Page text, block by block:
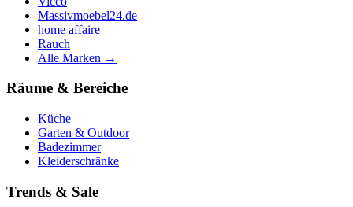
Massivmoebel24.de
home affaire
Rauch
Alle Marken →
Räume & Bereiche
Küche
Garten & Outdoor
Badezimmer
Kleiderschränke
Trends & Sale